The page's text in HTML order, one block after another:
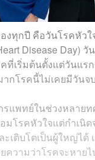
ทุกปี คือวันโรคหัวใ
Disease Day)
เริ่มต้นตั้งแต่วันแร
กโรคนี้ไม่เคยมีวันจบ
แพทย์ในช่วงหลาย
มโรคหัวใจแต่กำเนิ
เติบโตเป็นผู้ใหญ่ได้
ความว่าโรคจะหายไ